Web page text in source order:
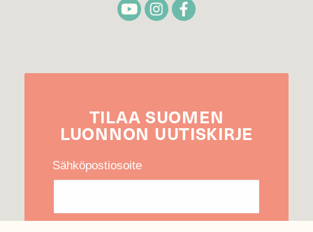
TILAA SUOMEN
LUONNON UUTIS­KIRJE
Sähköpostiosoite